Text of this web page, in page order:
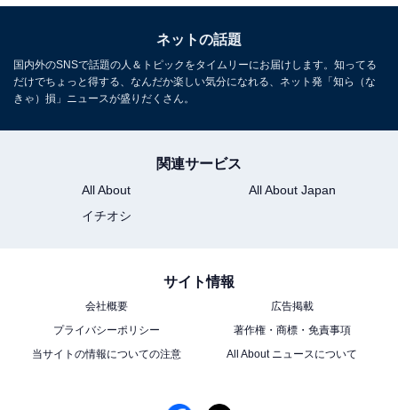
ネットの話題
国内外のSNSで話題の人＆トピックをタイムリーにお届けします。知ってる
だけでちょっと得する、なんだか楽しい気分になれる、ネット発「知ら（な
きゃ）損」ニュースが盛りだくさん。
関連サービス
All About
All About Japan
イチオシ
サイト情報
会社概要
広告掲載
プライバシーポリシー
著作権・商標・免責事項
当サイトの情報についての注意
All About ニュースについて